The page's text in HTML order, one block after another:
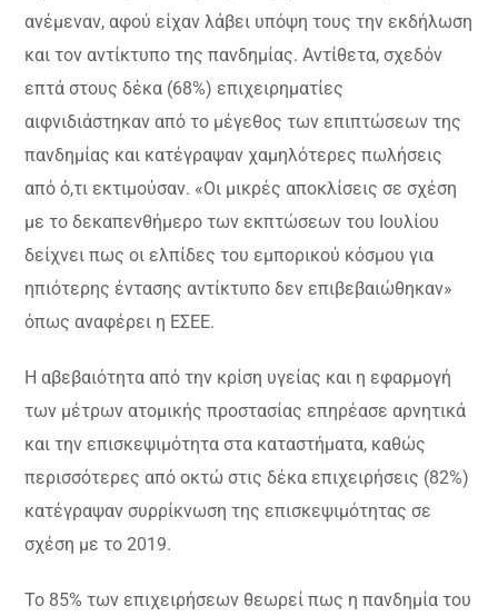
ανέμεναν, αφού είχαν λάβει υπόψη τους την εκδήλωση
και τον αντίκτυπο της πανδημίας. Αντίθετα, σχεδόν
επτά στους δέκα (68%) επιχειρηματίες
αιφνιδιάστηκαν από το μέγεθος των επιπτώσεων της
πανδημίας και κατέγραψαν χαμηλότερες πωλήσεις
από ό,τι εκτιμούσαν. «Οι μικρές αποκλίσεις σε σχέση
με το δεκαπενθήμερο των εκπτώσεων του Ιουλίου
δείχνει πως οι ελπίδες του εμπορικού κόσμου για
ηπιότερης έντασης αντίκτυπο δεν επιβεβαιώθηκαν»
όπως αναφέρει η ΕΣΕΕ.
Η αβεβαιότητα από την κρίση υγείας και η εφαρμογή
των μέτρων ατομικής προστασίας επηρέασε αρνητικά
και την επισκεψιμότητα στα καταστήματα, καθώς
περισσότερες από οκτώ στις δέκα επιχειρήσεις (82%)
κατέγραψαν συρρίκνωση της επισκεψιμότητας σε
σχέση με το 2019.
Το 85% των επιχειρήσεων θεωρεί πως η πανδημία του